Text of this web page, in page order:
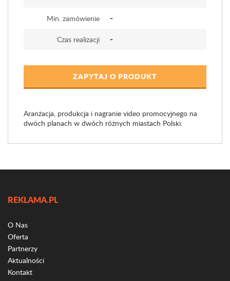
Min. zamówienie -
Czas realizacji -
ZAPYTAJ O PRODUKT
Aranżacja, produkcja i nagranie video promocyjnego na
dwóch planach w dwóch różnych miastach Polski.
REKLAMA.PL
O Nas
Oferta
Partnerzy
Aktualności
Kontakt